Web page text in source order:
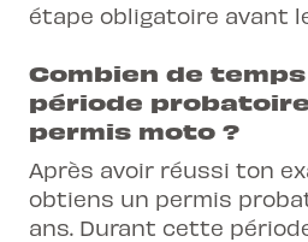
étape obligatoire avant
Combien de
période
permis moto ?
Après avoir réussi ton
obtiens un permis
ans. Durant cette